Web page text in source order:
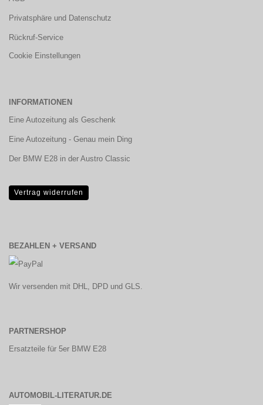
Privatsphäre und Datenschutz
Rückruf-Service
Cookie Einstellungen
INFORMATIONEN
Eine Autozeitung als Geschenk
Eine Autozeitung - Genau mein Ding
Der BMW E28 in der Austro Classic
Vertrag widerrufen
BEZAHLEN + VERSAND
Wir versenden mit DHL, DPD und GLS.
PARTNERSHOP
Ersatzteile für 5er BMW E28
AUTOMOBIL-LITERATUR.DE